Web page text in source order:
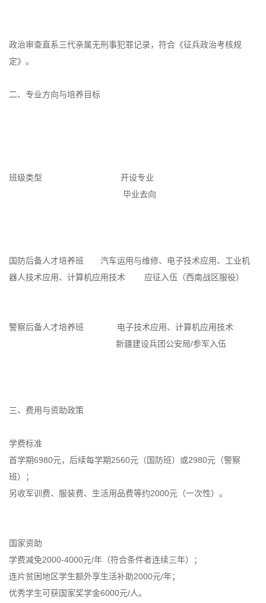
政治审查直系三代亲属无刑事犯罪记录，符合《征兵政治考核规
定》。
二、专业方向与培养目标
班级类型 开设专业
毕业去向
国防后备人才培养班 汽车运用与维修、电子技术应用、工业机
器人技术应用、计算机应用技术 应征入伍（西南战区服役）
警察后备人才培养班 电子技术应用、计算机应用技术
新疆建设兵团公安局/参军入伍
三、费用与资助政策
学费标准
首学期6980元，后续每学期2560元（国防班）或2980元（警察
班）；
另收军训费、服装费、生活用品费等约2000元（一次性）。
国家资助
学费减免2000-4000元/年（符合条件者连续三年）；
连片贫困地区学生额外享生活补助2000元/年；
优秀学生可获国家奖学金6000元/人。